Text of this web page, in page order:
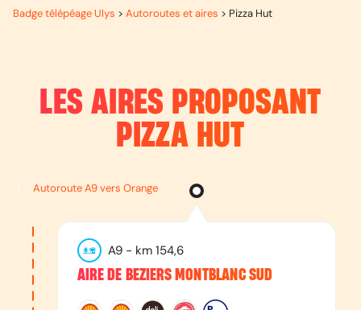
Badge télépéage Ulys > Autoroutes et aires > Pizza Hut
LES AIRES PROPOSANT
PIZZA HUT
Autoroute A9 vers Orange
A9 - km 154,6
AIRE DE BEZIERS MONTBLANC SUD